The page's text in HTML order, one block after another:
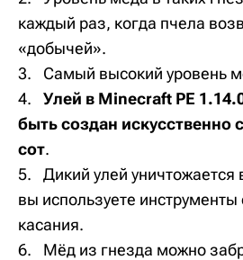
каждый раз, когда пчела
«добычей».
Самый высокий уровень
Улей в Minecraft PE
быть создан
сот.
Дикий улей уничтожается
вы используете
касания.
Мёд из гнезда можно